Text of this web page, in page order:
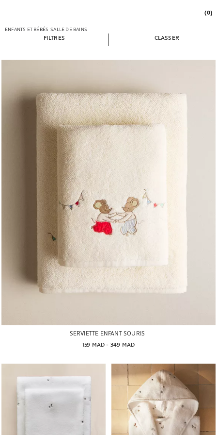
(0)
ENFANTS ET BÉBÉS SALLE DE BAINS
FILTRES CLASSER
SERVIETTE ENFANT SOURIS
159 MAD - 349 MAD
Image changée en 1 de 5
Image changée en 1 de 6 Image changée en 1 de 6